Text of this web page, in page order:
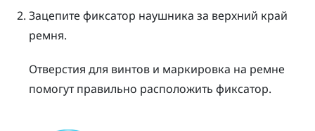
Зацепите фиксатор наушника за верхний край
ремня.
Отверстия для винтов и маркировка на ремне
помогут правильно расположить фиксатор.